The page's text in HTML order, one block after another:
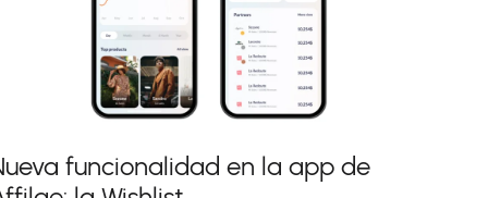
funcionalidad en la app de